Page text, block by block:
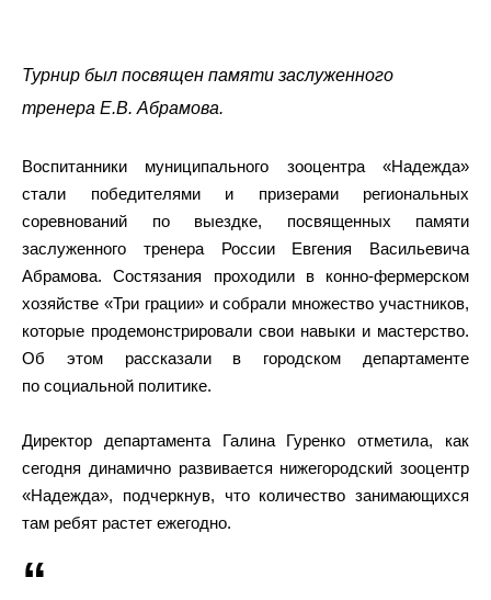
Турнир был посвящен памяти заслуженного
тренера Е.В. Абрамова.
Воспитанники муниципального зооцентра «Надежда»
стали победителями и призерами региональных
соревнований по выездке, посвященных памяти
заслуженного тренера России Евгения Васильевича
Абрамова. Состязания проходили в конно-фермерском
хозяйстве «Три грации» и собрали множество участников,
которые продемонстрировали свои навыки и мастерство.
Об этом рассказали в городском департаменте
по социальной политике.
Директор департамента Галина Гуренко отметила, как
сегодня динамично развивается нижегородский зооцентр
«Надежда», подчеркнув, что количество занимающихся
там ребят растет ежегодно.